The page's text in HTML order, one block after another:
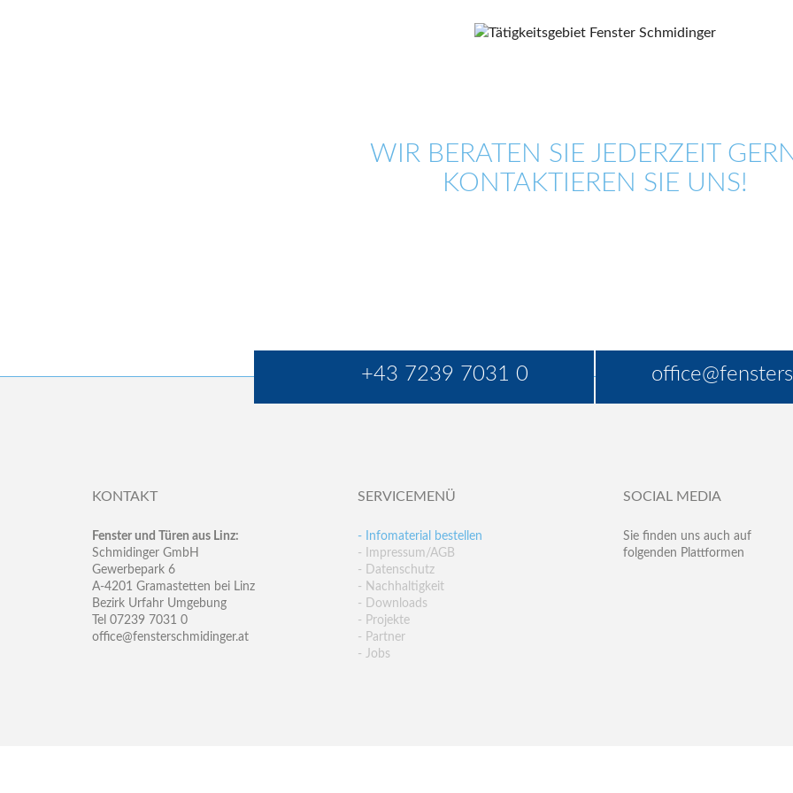
WIR BERATEN SIE JEDERZEIT
KONTAKTIEREN SIE UNS!
+43 7239 7031 0
KONTAKT
Fenster und Türen aus Linz:
Schmidinger GmbH
Gewerbepark 6
A-4201 Gramastetten bei Linz
Bezirk Urfahr Umgebung
Tel 07239 7031 0
office@fensterschmidinger.at
SERVICEMENÜ
- Infomaterial bestellen
- Impressum/AGB
- Datenschutz
- Nachhaltigkeit
- Downloads
- Projekte
- Partner
- Jobs
SOCIAL MEDIA
Sie finden uns auch auf
folgenden Plattformen